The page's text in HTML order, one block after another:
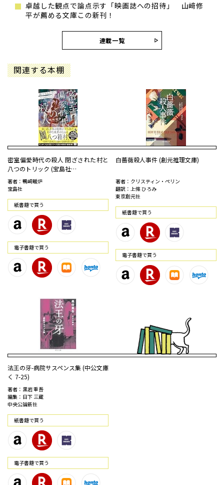
卓越した観点で論点示す「映画誌への招待」 山﨑修
平が薦める文庫この新刊！
連載一覧
関連する本棚
密室偏愛時代の殺人 閉ざされた村と
八つのトリック (宝島社…
著者：鴨崎暖炉
宝島社
紙書籍で買う
電⼦書籍で買う
白薔薇殺人事件 (創元推理文庫)
著者：クリスティン・ペリン
翻訳：上條 ひろみ
東京創元社
紙書籍で買う
電⼦書籍で買う
法王の牙-病院サスペンス集 (中公文庫
く 7-25)
著者：黒岩 重吾
編集：日下 三蔵
中央公論新社
紙書籍で買う
電⼦書籍で買う